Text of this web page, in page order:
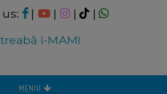
| | |
|
I-MAMI
MENIU